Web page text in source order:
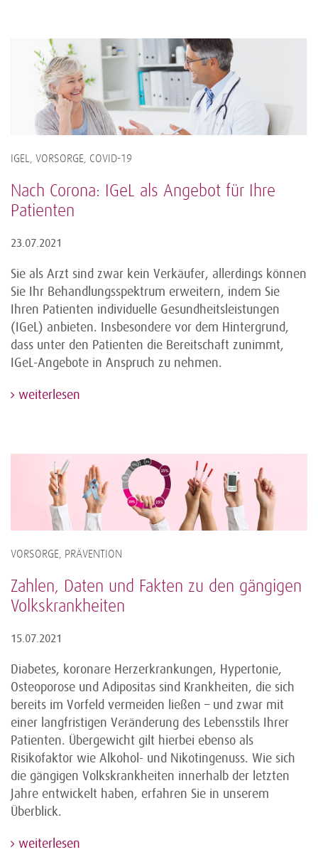
IGEL, VORSORGE, COVID-19
Nach Corona: IGeL als Angebot für Ihre
Patienten
23.07.2021
Sie als Arzt sind zwar kein Verkäufer, allerdings können
Sie Ihr Behandlungsspektrum erweitern, indem Sie
Ihren Patienten individuelle Gesundheitsleistungen
(IGeL) anbieten. Insbesondere vor dem Hintergrund,
dass unter den Patienten die Bereitschaft zunimmt,
IGeL-Angebote in Anspruch zu nehmen.
weiterlesen
VORSORGE, PRÄVENTION
Zahlen, Daten und Fakten zu den gängigen
Volkskrankheiten
15.07.2021
Diabetes, koronare Herzerkrankungen, Hypertonie,
Osteoporose und Adipositas sind Krankheiten, die sich
bereits im Vorfeld vermeiden ließen – und zwar mit
einer langfristigen Veränderung des Lebensstils Ihrer
Patienten. Übergewicht gilt hierbei ebenso als
Risikofaktor wie Alkohol- und Nikotingenuss. Wie sich
die gängigen Volkskrankheiten innerhalb der letzten
Jahre entwickelt haben, erfahren Sie in unserem
Überblick.
weiterlesen